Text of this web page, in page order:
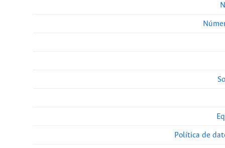
Política de